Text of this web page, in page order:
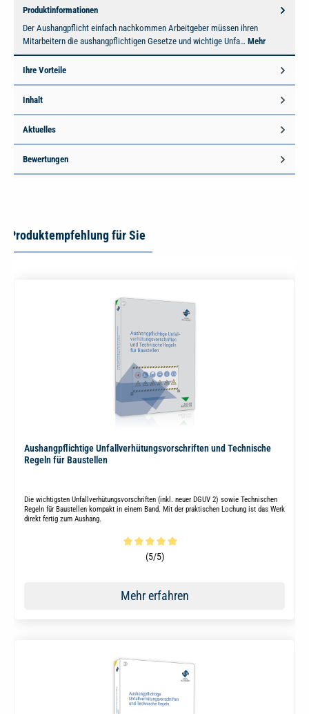
Produktinformationen
Der Aushangpflicht einfach nachkommen Arbeitgeber müssen ihren
Mitarbeitern die aushangpflichtigen Gesetze und wichtige Unfa… Mehr
Ihre Vorteile
Inhalt
Aktuelles
Bewertungen
Produktempfehlung für Sie
Aushangpflichtige Unfallverhütungsvorschriften und Technische
Regeln für Baustellen
Die wichtigsten Unfallverhütungsvorschriften (inkl. neuer DGUV 2) sowie Technischen
Regeln für Baustellen kompakt in einem Band. Mit der praktischen Lochung ist das Werk
direkt fertig zum Aushang.
Durchschnittliche Bewertung von 5 von 5 Sternen
(5/5)
Mehr erfahren